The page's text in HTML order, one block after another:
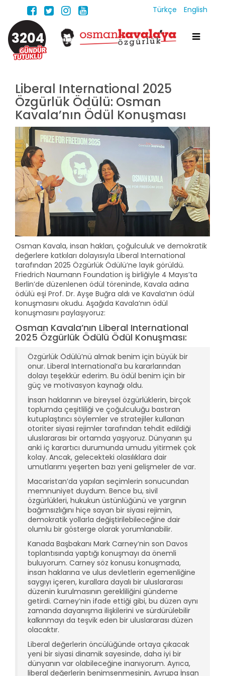
Türkçe English
3204
Liberal International 2025
Özgürlük Ödülü: Osman
Kavala’nın Ödül Konuşması
Osman Kavala, insan hakları, çoğulculuk ve demokratik
değerlere katkıları dolayısıyla Liberal International
tarafından 2025 Özgürlük Ödülü’ne layık görüldü.
Friedrich Naumann Foundation iş birliğiyle 4 Mayıs’ta
Berlin’de düzenlenen ödül töreninde, Kavala adına
ödülü eşi Prof. Dr. Ayşe Buğra aldı ve Kavala’nın ödül
konuşmasını okudu. Aşağıda Kavala’nın ödül
konuşmasını paylaşıyoruz:
Osman Kavala’nın Liberal International
2025 Özgürlük Ödülü Ödül Konuşması:
Özgürlük Ödülü’nü almak benim için büyük bir
onur. Liberal International’a bu kararlarından
dolayı teşekkür ederim. Bu ödül benim için bir
güç ve motivasyon kaynağı oldu.
İnsan haklarının ve bireysel özgürlüklerin, birçok
toplumda çeşitliliği ve çoğulculuğu bastıran
kutuplaştırıcı söylemler ve stratejiler kullanan
otoriter siyasi rejimler tarafından tehdit edildiği
uluslararası bir ortamda yaşıyoruz. Dünyanın şu
anki iç karartıcı durumunda umudu yitirmek çok
kolay. Ancak, gelecekteki olasılıklara dair
umutlarımı yeşerten bazı yeni gelişmeler de var.
Macaristan’da yapılan seçimlerin sonucundan
memnuniyet duydum. Bence bu, sivil
özgürlükleri, hukukun üstünlüğünü ve yargının
bağımsızlığını hiçe sayan bir siyasi rejimin,
demokratik yollarla değiştirilebileceğine dair
olumlu bir gösterge olarak yorumlanabilir.
Kanada Başbakanı Mark Carney’nin son Davos
toplantısında yaptığı konuşmayı da önemli
buluyorum. Carney söz konusu konuşmada,
insan haklarına ve ulus devletlerin egemenliğine
saygıyı içeren, kurallara dayalı bir uluslararası
düzenin kurulmasının gerekliliğini gündeme
getirdi. Carney’nin ifade ettiği gibi, bu düzen aynı
zamanda dayanışma ilişkilerini ve sürdürülebilir
kalkınmayı da teşvik eden bir uluslararası düzen
olacaktır.
Liberal değerlerin öncülüğünde ortaya çıkacak
yeni bir siyasi dinamik sayesinde, daha iyi bir
dünyanın var olabileceğine inanıyorum. Ayrıca,
liberal değerlerin benimsenmesinin, Avrupa İnsan